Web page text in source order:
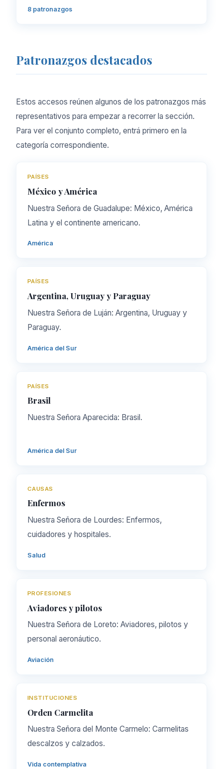
8 patronazgos
Patronazgos destacados
Estos accesos reúnen algunos de los patronazgos más
representativos para empezar a recorrer la sección.
Para ver el conjunto completo, entrá primero en la
categoría correspondiente.
PAÍSES
México y América
Nuestra Señora de Guadalupe: México, América
Latina y el continente americano.
América
PAÍSES
Argentina, Uruguay y Paraguay
Nuestra Señora de Luján: Argentina, Uruguay y
Paraguay.
América del Sur
PAÍSES
Brasil
Nuestra Señora Aparecida: Brasil.
América del Sur
CAUSAS
Enfermos
Nuestra Señora de Lourdes: Enfermos,
cuidadores y hospitales.
Salud
PROFESIONES
Aviadores y pilotos
Nuestra Señora de Loreto: Aviadores, pilotos y
personal aeronáutico.
Aviación
INSTITUCIONES
Orden Carmelita
Nuestra Señora del Monte Carmelo: Carmelitas
descalzos y calzados.
Vida contemplativa